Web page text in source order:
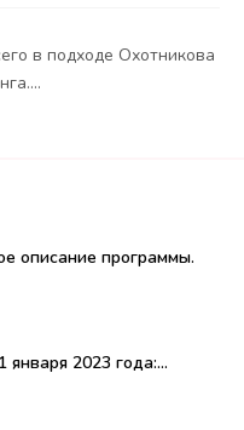
в подходе Охотникова
описание программы.
2023 года:...